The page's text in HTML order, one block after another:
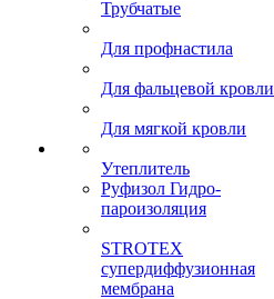
Трубчатые
Для профнастила
Для фальцевой кровли
Для мягкой кровли
Утеплитель
Руфизол Гидро-
пароизоляция
STROTEX
супердиффузионная
мембрана